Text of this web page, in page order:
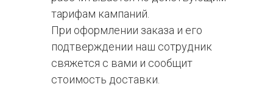
тарифам кампаний.
При оформлении заказа и его
подтверждении наш сотрудник
свяжется с вами и сообщит
стоимость доставки.